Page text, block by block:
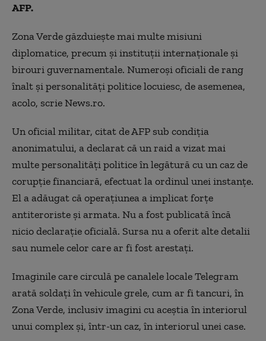
AFP.
Zona Verde găzduieşte mai multe misiuni
diplomatice, precum şi instituţii internaţionale şi
birouri guvernamentale. Numeroşi oficiali de rang
înalt şi personalităţi politice locuiesc, de asemenea,
acolo, scrie News.ro.
Un oficial militar, citat de AFP sub condiţia
anonimatului, a declarat că un raid a vizat mai
multe personalităţi politice în legătură cu un caz de
corupţie financiară, efectuat la ordinul unei instanţe.
El a adăugat că operaţiunea a implicat forţe
antiteroriste şi armata. Nu a fost publicată încă
nicio declaraţie oficială. Sursa nu a oferit alte detalii
sau numele celor care ar fi fost arestaţi.
Imaginile care circulă pe canalele locale Telegram
arată soldaţi în vehicule grele, cum ar fi tancuri, în
Zona Verde, inclusiv imagini cu aceştia în interiorul
unui complex şi, într-un caz, în interiorul unei case.